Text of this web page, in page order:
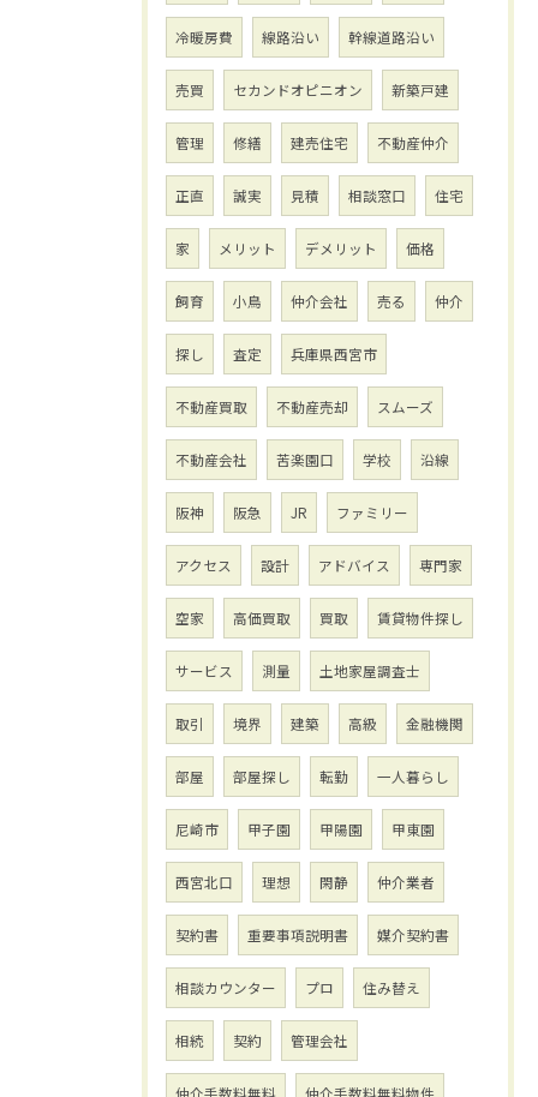
冷暖房費 線路沿い 幹線道路沿い
売買 セカンドオピニオン 新築戸建
管理 修繕 建売住宅 不動産仲介
正直 誠実 見積 相談窓口 住宅
家 メリット デメリット 価格
飼育 小鳥 仲介会社 売る 仲介
探し 査定 兵庫県西宮市
不動産買取 不動産売却 スムーズ
不動産会社 苦楽園口 学校 沿線
阪神 阪急 JR ファミリー
アクセス 設計 アドバイス 専門家
空家 高価買取 買取 賃貸物件探し
サービス 測量 土地家屋調査士
取引 境界 建築 高級 金融機関
部屋 部屋探し 転勤 一人暮らし
尼崎市 甲子園 甲陽園 甲東園
西宮北口 理想 閑静 仲介業者
契約書 重要事項説明書 媒介契約書
相談カウンター プロ 住み替え
相続 契約 管理会社